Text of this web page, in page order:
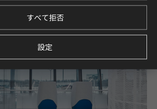
すべて拒否
設定